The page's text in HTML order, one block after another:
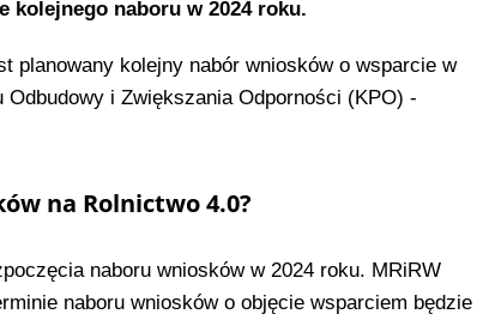
kolejnego naboru w 2024 roku.
planowany kolejny nabór wniosków o wsparcie w
i Zwiększania Odporności (KPO) -
na Rolnictwo 4.0?
naboru wniosków w 2024 roku. MRiRW
naboru wniosków o objęcie wsparciem będzie